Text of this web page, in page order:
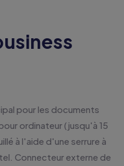
pour les documents
ordinateur (jusqu'à 15
à l'aide d'une serrure à
Connecteur externe de